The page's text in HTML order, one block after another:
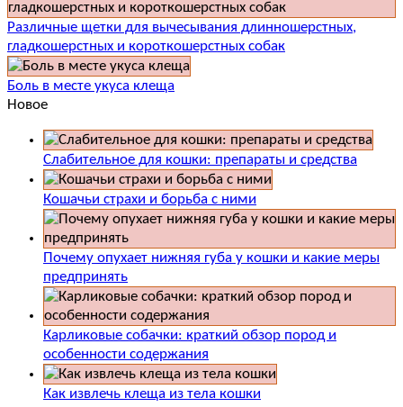
Различные щетки для вычесывания длинношерстных,
гладкошерстных и короткошерстных собак
Боль в месте укуса клеща
Новое
Слабительное для кошки: препараты и средства
Кошачьи страхи и борьба с ними
Почему опухает нижняя губа у кошки и какие меры
предпринять
Карликовые собачки: краткий обзор пород и
особенности содержания
Как извлечь клеща из тела кошки